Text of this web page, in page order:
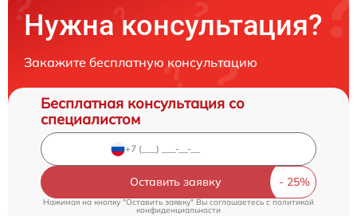
Нужна консультация?
Закажите бесплатную консультацию
Бесплатная консультация со
специалистом
Оставить заявку
Нажимая на кнопку "Оставить заявку" Вы соглашаетесь cполитикой
конфиденциальности